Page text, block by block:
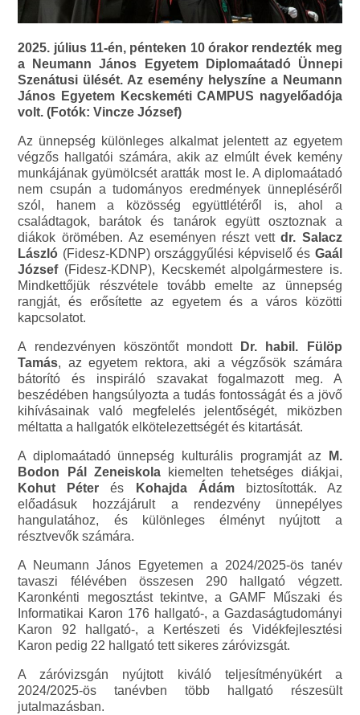
2025. július 11-én, pénteken 10 órakor rendezték meg
a Neumann János Egyetem Diplomaátadó Ünnepi
Szenátusi ülését. Az esemény helyszíne a Neumann
János Egyetem Kecskeméti CAMPUS nagyelőadója
volt. (Fotók: Vincze József)
Az ünnepség különleges alkalmat jelentett az egyetem
végzős hallgatói számára, akik az elmúlt évek kemény
munkájának gyümölcsét aratták most le. A diplomaátadó
nem csupán a tudományos eredmények ünnepléséről
szól, hanem a közösség együttlétéről is, ahol a
családtagok, barátok és tanárok együtt osztoznak a
diákok örömében. Az eseményen részt vettdr. Salacz
László (Fidesz-KDNP) országgyűlési képviselő és Gaál
József(Fidesz-KDNP), Kecskemét alpolgármestere is.
Mindkettőjük részvétele tovább emelte az ünnepség
rangját, és erősítette az egyetem és a város közötti
kapcsolatot.
A rendezvényen köszöntőt mondott
Dr. habil. Fülöp
Tamás, az egyetem rektora, aki a végzősök számára
bátorító és inspiráló szavakat fogalmazott meg. A
beszédében hangsúlyozta a tudás fontosságát és a jövő
kihívásainak való megfelelés jelentőségét, miközben
méltatta a hallgatók elkötelezettségét és kitartását.
A diplomaátadó ünnepség kulturális programját az
M.
Bodon Pál Zeneiskolakiemelten tehetséges diákjai,
Kohut Péter és Kohajda Ádámbiztosították. Az
előadásuk hozzájárult a rendezvény ünnepélyes
hangulatához, és különleges élményt nyújtott a
résztvevők számára.
A Neumann János Egyetemen a 2024/2025-ös tanév
tavaszi félévében összesen 290 hallgató végzett.
Karonkénti megosztást tekintve, a GAMF Műszaki és
Informatikai Karon 176 hallgató-, a Gazdaságtudományi
Karon 92 hallgató-, a Kertészeti és Vidékfejlesztési
Karon pedig 22 hallgató tett sikeres záróvizsgát.
A záróvizsgán nyújtott kiváló teljesítményükért a
2024/2025-ös tanévben több hallgató részesült
jutalmazásban.